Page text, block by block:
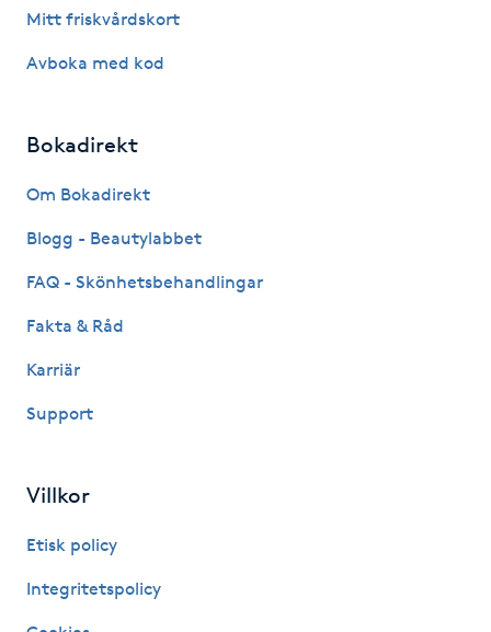
Kinesisk medicin
Kiropraktik
Klippning
Klippning ungdom
Koppningsmassage
Mitt friskvårdskort
Avboka med kod
Bokadirekt
Om Bokadirekt
Blogg - Beautylabbet
FAQ - Skönhetsbehandlingar
Fakta & Råd
Karriär
Support
Villkor
Etisk policy
Integritetspolicy